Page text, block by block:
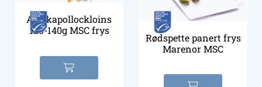
Alaskapollockloins
120-140g MSC frys
Rødspette panert frys
Marenor MSC